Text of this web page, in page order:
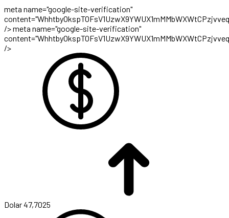
meta name="google-site-verification"
/>meta name="google-site-verification"
/>
Dolar47,7025